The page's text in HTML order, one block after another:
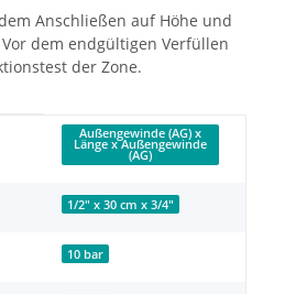
Anschließen auf Höhe und
dem endgültigen Verfüllen
der Zone.
Außengewinde (AG) x
Länge x Außengewinde
(AG)
1/2" x 30 cm x 3/4"
10 bar